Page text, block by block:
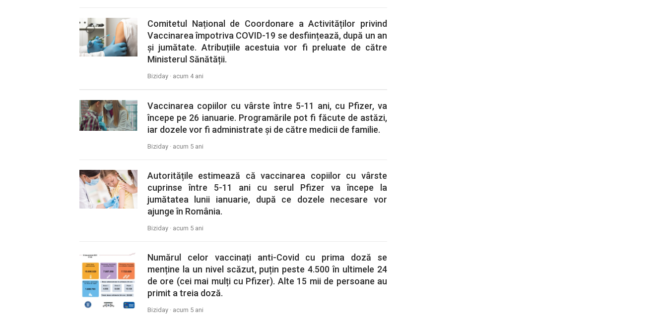
Comitetul Național de Coordonare a Activităților privind
Vaccinarea împotriva COVID-19 se desființează, după un an
și jumătate. Atribuțiile acestuia vor fi preluate de către
Ministerul Sănătății.
Biziday · acum 4 ani
Vaccinarea copiilor cu vârste între 5-11 ani, cu Pfizer, va
începe pe 26 ianuarie. Programările pot fi făcute de astăzi,
iar dozele vor fi administrate și de către medicii de familie.
Biziday · acum 5 ani
Autoritățile estimează că vaccinarea copiilor cu vârste
cuprinse între 5-11 ani cu serul Pfizer va începe la
jumătatea lunii ianuarie, după ce dozele necesare vor
ajunge în România.
Biziday · acum 5 ani
Numărul celor vaccinați anti-Covid cu prima doză se
menține la un nivel scăzut, puțin peste 4.500 în ultimele 24
de ore (cei mai mulți cu Pfizer). Alte 15 mii de persoane au
primit a treia doză.
Biziday · acum 5 ani